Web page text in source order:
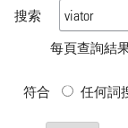
搜索
每頁查詢結
符合 任何詞